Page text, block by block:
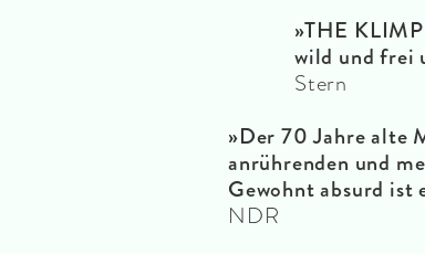
»THE
wild und frei
Stern
»Der 70 Jahre alte
anrührenden und
Gewohnt absurd ist
NDR